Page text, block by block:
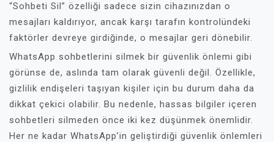
“Sohbeti Sil” özelliği sadece sizin cihazınızdan o
mesajları kaldırıyor, ancak karşı tarafın kontrolündeki
faktörler devreye girdiğinde, o mesajlar geri dönebilir.
WhatsApp sohbetlerini silmek bir güvenlik önlemi gibi
görünse de, aslında tam olarak güvenli değil. Özellikle,
gizlilik endişeleri taşıyan kişiler için bu durum daha da
dikkat çekici olabilir. Bu nedenle, hassas bilgiler içeren
sohbetleri silmeden önce iki kez düşünmek önemlidir.
Her ne kadar WhatsApp’in geliştirdiği güvenlik önlemleri